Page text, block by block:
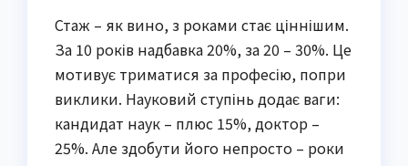
Стаж – як вино, з роками стає ціннішим.
За 10 років надбавка 20%, за 20 – 30%. Це
мотивує триматися за професію, попри
виклики. Науковий ступінь додає ваги:
кандидат наук – плюс 15%, доктор –
25%. Але здобути його непросто – роки